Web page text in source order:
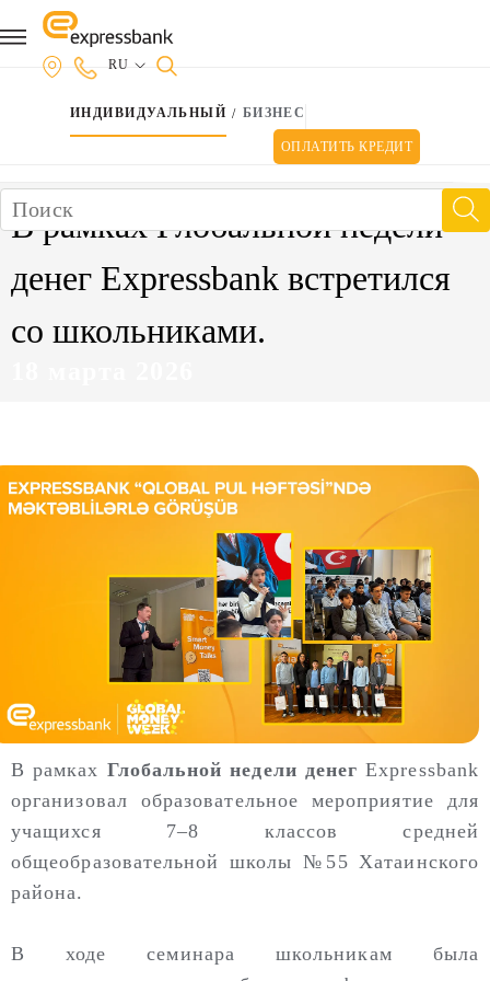
RU
ИНДИВИДУАЛЬНЫЙ / БИЗНЕС
ОПЛАТИТЬ КРЕДИТ
В рамках Глобальной недели
денег Expressbank встретился
со школьниками.
В рамках Глобальной недели денег Expressbank
организовал образовательное мероприятие для
учащихся 7–8 классов средней
общеобразовательной школы №55 Хатаинского
района.
В ходе семинара школьникам была